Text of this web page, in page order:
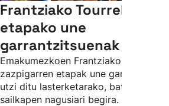
Frantziako Tourreko 7.
etapako une
garrantzitsuenak
Emakumezkoen Frantziako Tourreko
zazpigarren etapak une
utzi ditu lasterketarako, batez ere
sailkapen nagusiari begira.